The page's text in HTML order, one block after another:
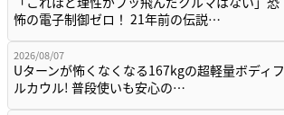
怖の電子制御ゼロ！ 21年前の伝説…
2026/08/07
Uターンが怖くなくなる167kgの超軽量ボディフ
ルカウル! 普段使いも安心の…